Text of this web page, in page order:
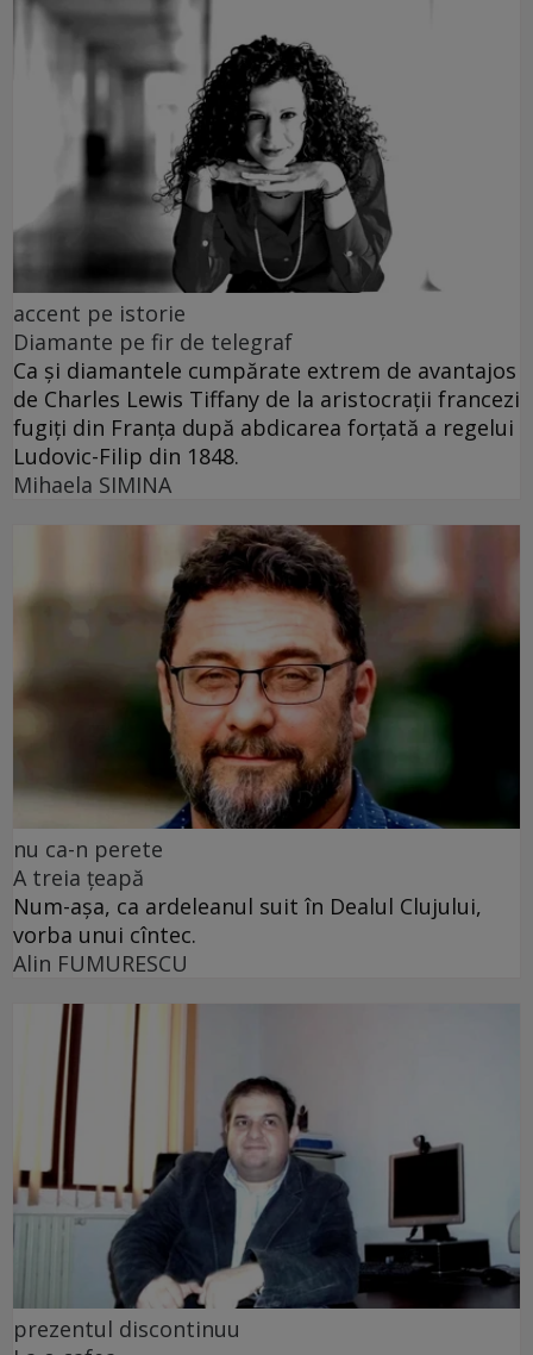
accent pe istorie
Diamante pe fir de telegraf
Ca și diamantele cumpărate extrem de avantajos
de Charles Lewis Tiffany de la aristocrații francezi
fugiți din Franța după abdicarea forțată a regelui
Ludovic-Filip din 1848.
Mihaela SIMINA
nu ca-n perete
A treia țeapă
Num-așa, ca ardeleanul suit în Dealul Clujului,
vorba unui cîntec.
Alin FUMURESCU
prezentul discontinuu